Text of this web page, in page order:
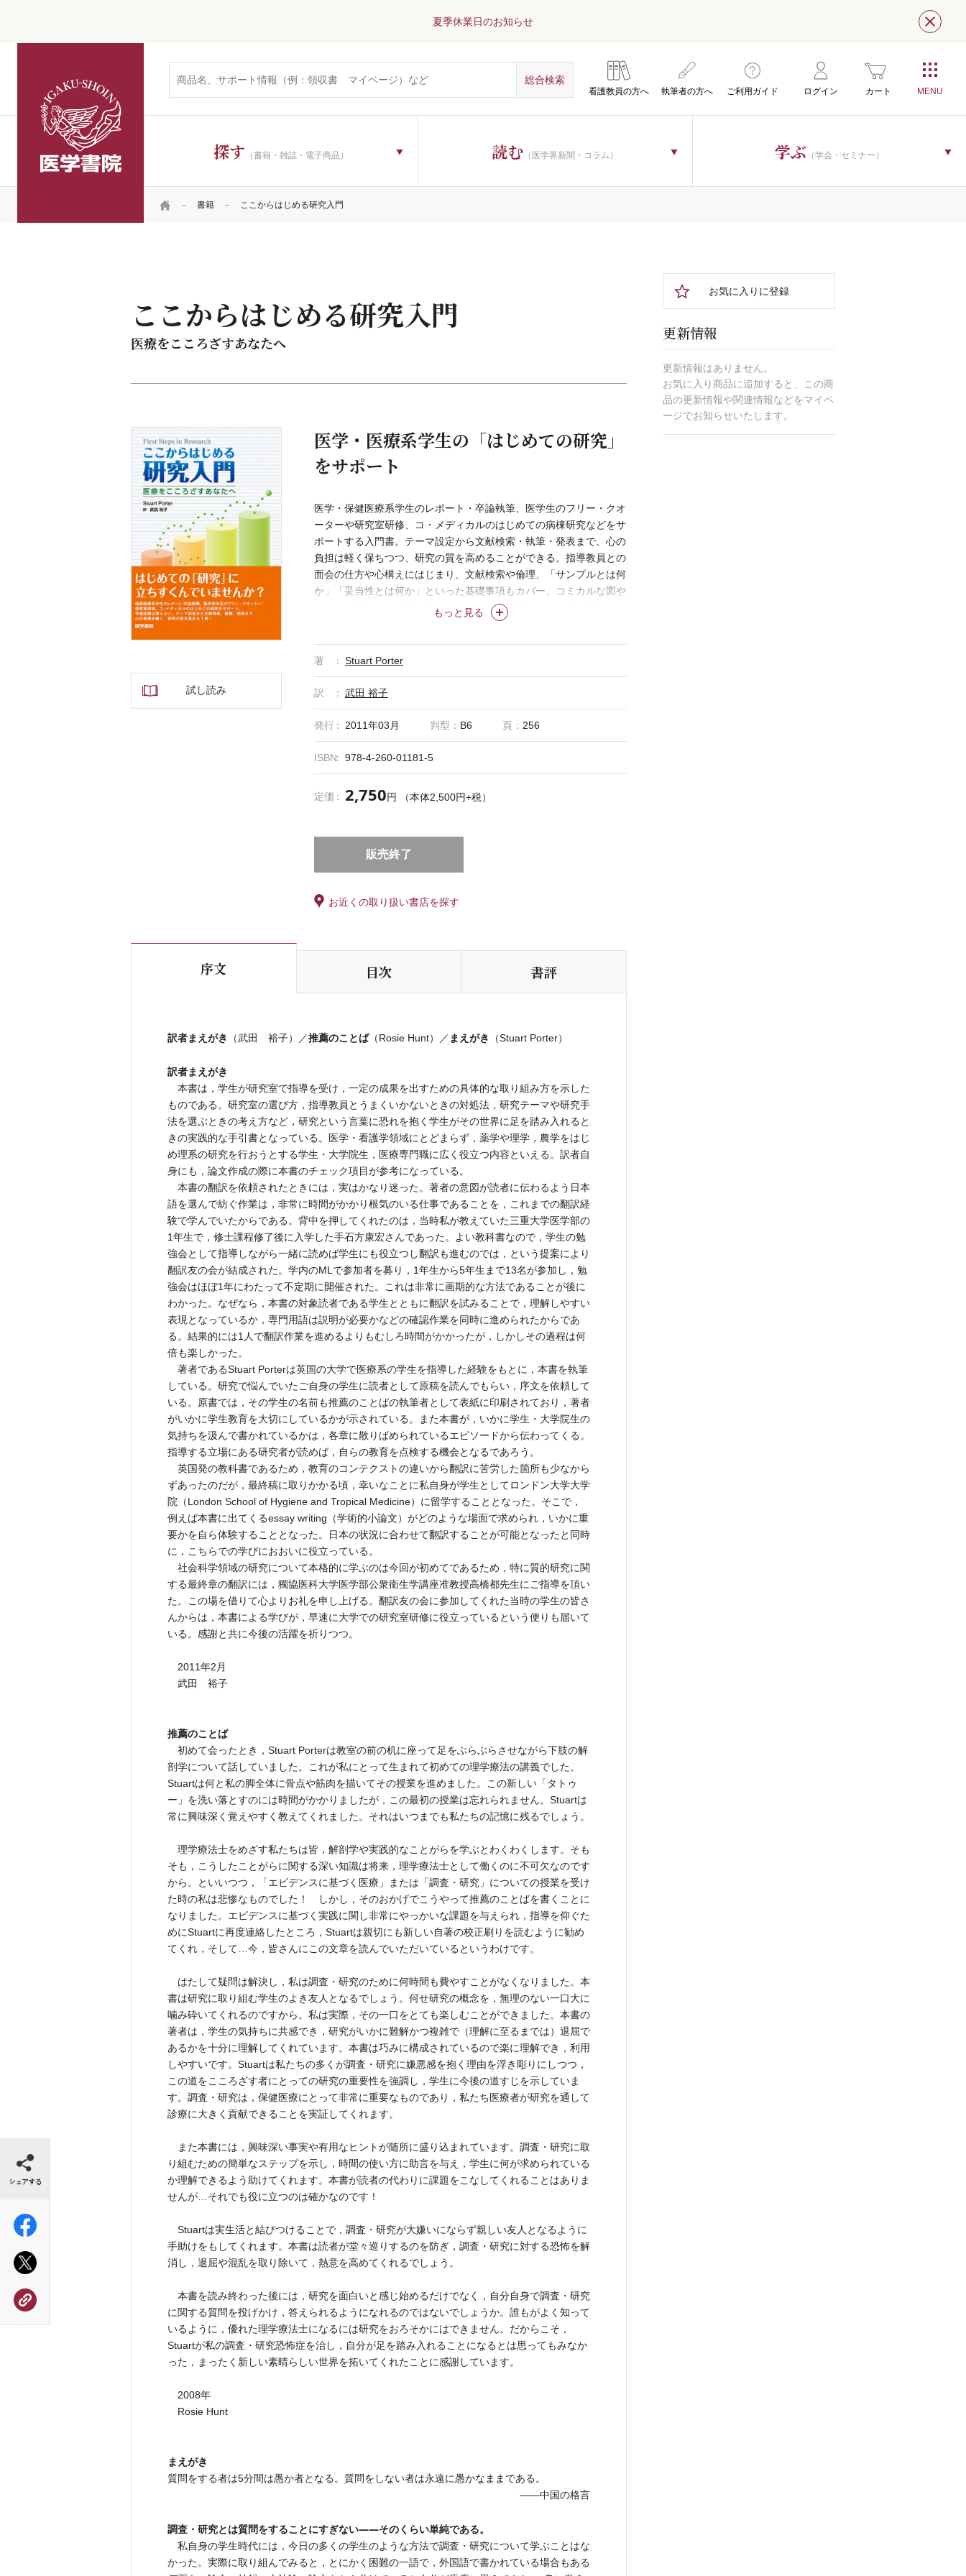
夏季休業日のお知らせ 閉じ
看護教員の方へ 執筆者の方へ ご利用ガイド ログイン カート
探す （書籍・雑誌・電子商品） 読む （医学界新聞・コラム） 学ぶ （学会・セミナー）
HOME 書籍 ここからはじめる研究入門
ここからはじめる研究入門
医療をこころざすあなたへ
試し読み
医学・医療系学生の「はじめての研究」
をサポート
もっと見る
医学・保健医療系学生のレポート・卒論執筆、医学生のフリー・クオ
ーターや研究室研修、コ・メディカルのはじめての病棟研究などをサ
ポートする入門書。テーマ設定から文献検索・執筆・発表まで、心の
負担は軽く保ちつつ、研究の質を高めることができる。指導教員との
面会の仕方や心構えにはじまり、文献検索や倫理、「サンプルとは何
か」「妥当性とは何か」といった基礎事項もカバー。コミカルな図や
読みもの調の文体も取り入れられた本書は、手ごろな分量で手にとり
やすい。ネット世代の学生の参考図書にも。
著 Stuart Porter
訳 武田 裕子
発行 2011年03月 判型： B6 頁： 256
ISBN 978-4-260-01181-5
定価 2,750円 （本体2,500円+税）
販売終了
お近くの取り扱い書店を探す
序文 目次 書評
訳者まえがき （武田 裕子）／推薦のことば（Rosie Hunt）／ まえがき （Stuart Porter）
訳者まえがき
本書は，学生が研究室で指導を受け，一定の成果を出すための具体的な取り組み方を示した
ものである。研究室の選び方，指導教員とうまくいかないときの対処法，研究テーマや研究手
法を選ぶときの考え方など，研究という言葉に恐れを抱く学生がその世界に足を踏み入れると
きの実践的な手引書となっている。医学・看護学領域にとどまらず，薬学や理学，農学をはじ
め理系の研究を行おうとする学生・大学院生，医療専門職に広く役立つ内容といえる。訳者自
身にも，論文作成の際に本書のチェック項目が参考になっている。
本書の翻訳を依頼されたときには，実はかなり迷った。著者の意図が読者に伝わるよう日本
語を選んで紡ぐ作業は，非常に時間がかかり根気のいる仕事であることを，これまでの翻訳経
験で学んでいたからである。背中を押してくれたのは，当時私が教えていた三重大学医学部の
1年生で，修士課程修了後に入学した手石方康宏さんであった。よい教科書なので，学生の勉
強会として指導しながら一緒に読めば学生にも役立つし翻訳も進むのでは，という提案により
翻訳友の会が結成された。学内のMLで参加者を募り，1年生から5年生まで13名が参加し，勉
強会はほぼ1年にわたって不定期に開催された。これは非常に画期的な方法であることが後に
わかった。なぜなら，本書の対象読者である学生とともに翻訳を試みることで，理解しやすい
表現となっているか，専門用語は説明が必要かなどの確認作業を同時に進められたからであ
る。結果的には1人で翻訳作業を進めるよりもむしろ時間がかかったが，しかしその過程は何
倍も楽しかった。
著者であるStuart Porterは英国の大学で医療系の学生を指導した経験をもとに，本書を執筆
している。研究で悩んでいたご自身の学生に読者として原稿を読んでもらい，序文を依頼して
いる。原書では，その学生の名前も推薦のことばの執筆者として表紙に印刷されており，著者
がいかに学生教育を大切にしているかが示されている。また本書が，いかに学生・大学院生の
気持ちを汲んで書かれているかは，各章に散りばめられているエピソードから伝わってくる。
指導する立場にある研究者が読めば，自らの教育を点検する機会となるであろう。
英国発の教科書であるため，教育のコンテクストの違いから翻訳に苦労した箇所も少なから
ずあったのだが，最終稿に取りかかる頃，幸いなことに私自身が学生としてロンドン大学大学
院（London School of Hygiene and Tropical Medicine）に留学することとなった。そこで，
例えば本書に出てくるessay writing（学術的小論文）がどのような場面で求められ，いかに重
要かを自ら体験することとなった。日本の状況に合わせて翻訳することが可能となったと同時
に，こちらでの学びにおおいに役立っている。
社会科学領域の研究について本格的に学ぶのは今回が初めてであるため，特に質的研究に関
する最終章の翻訳には，獨協医科大学医学部公衆衛生学講座准教授高橋都先生にご指導を頂い
た。この場を借りて心よりお礼を申し上げる。翻訳友の会に参加してくれた当時の学生の皆さ
んからは，本書による学びが，早速に大学での研究室研修に役立っているという便りも届いて
いる。感謝と共に今後の活躍を祈りつつ。
2011年2月
武田 裕子
推薦のことば
初めて会ったとき，Stuart Porterは教室の前の机に座って足をぶらぶらさせながら下肢の解
剖学について話していました。これが私にとって生まれて初めての理学療法の講義でした。
Stuartは何と私の脚全体に骨点や筋肉を描いてその授業を進めました。この新しい「タトゥ
ー」を洗い落とすのには時間がかかりましたが，この最初の授業は忘れられません。Stuartは
常に興味深く覚えやすく教えてくれました。それはいつまでも私たちの記憶に残るでしょう。
理学療法士をめざす私たちは皆，解剖学や実践的なことがらを学ぶとわくわくします。そも
そも，こうしたことがらに関する深い知識は将来，理学療法士として働くのに不可欠なのです
から。といいつつ，「エビデンスに基づく医療」または「調査・研究」についての授業を受け
た時の私は悲惨なものでした！ しかし，そのおかげでこうやって推薦のことばを書くことに
なりました。エビデンスに基づく実践に関し非常にやっかいな課題を与えられ，指導を仰ぐた
めにStuartに再度連絡したところ，Stuartは親切にも新しい自著の校正刷りを読むように勧め
てくれ，そして…今，皆さんにこの文章を読んでいただいているというわけです。
はたして疑問は解決し，私は調査・研究のために何時間も費やすことがなくなりました。本
書は研究に取り組む学生のよき友人となるでしょう。何せ研究の概念を，無理のない一口大に
噛み砕いてくれるのですから。私は実際，その一口をとても楽しむことができました。本書の
著者は，学生の気持ちに共感でき，研究がいかに難解かつ複雑で（理解に至るまでは）退屈で
あるかを十分に理解してくれています。本書は巧みに構成されているので楽に理解でき，利用
しやすいです。Stuartは私たちの多くが調査・研究に嫌悪感を抱く理由を浮き彫りにしつつ，
この道をこころざす者にとっての研究の重要性を強調し，学生に今後の道すじを示していま
す。調査・研究は，保健医療にとって非常に重要なものであり，私たち医療者が研究を通して
診療に大きく貢献できることを実証してくれます。
また本書には，興味深い事実や有用なヒントが随所に盛り込まれています。調査・研究に取
り組むための簡単なステップを示し，時間の使い方に助言を与え，学生に何が求められている
か理解できるよう助けてくれます。本書が読者の代わりに課題をこなしてくれることはありま
せんが…それでも役に立つのは確かなのです！
Stuartは実生活と結びつけることで，調査・研究が大嫌いにならず親しい友人となるように
手助けをもしてくれます。本書は読者が堂々巡りするのを防ぎ，調査・研究に対する恐怖を解
消し，退屈や混乱を取り除いて，熱意を高めてくれるでしょう。
本書を読み終わった後には，研究を面白いと感じ始めるだけでなく，自分自身で調査・研究
に関する質問を投げかけ，答えられるようになれるのではないでしょうか。誰もがよく知って
いるように，優れた理学療法士になるには研究をおろそかにはできません。だからこそ，
Stuartが私の調査・研究恐怖症を治し，自分が足を踏み入れることになるとは思ってもみなか
った，まったく新しい素晴らしい世界を拓いてくれたことに感謝しています。
2008年
Rosie Hunt
まえがき
質問をする者は5分間は愚か者となる。質問をしない者は永遠に愚かなままである。
――中国の格言
調査・研究とは質問をすることにすぎない――そのくらい単純である。
私自身の学生時代には，今日の多くの学生のような方法で調査・研究について学ぶことはな
かった。実際に取り組んでみると，とにかく困難の一語で，外国語で書かれている場合もある
お気に入りに登録
更新情報
更新情報はありません。
お気に入り商品に追加すると、この商
品の更新情報や関連情報などをマイペ
ージでお知らせいたします。